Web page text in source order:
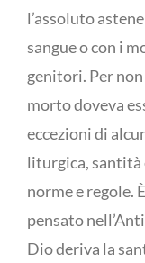
l’assoluto
sangue o con i
genitori. Per
morto doveva
eccezioni di
liturgica,
norme e regole.
pensato
Dio deriva la